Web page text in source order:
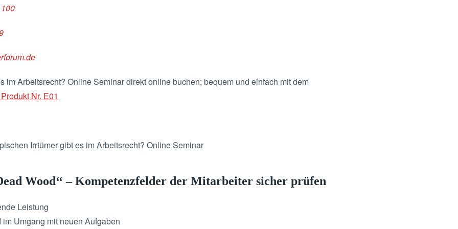
im Arbeitsrecht? Online Seminar direkt online buchen; bequem und einfach mit dem
Nr. E01
Irrtümer gibt es im Arbeitsrecht? Online Seminar
Wood‘‘ – Kompetenzfelder der Mitarbeiter sicher prüfen
Leistung
Umgang mit neuen Aufgaben